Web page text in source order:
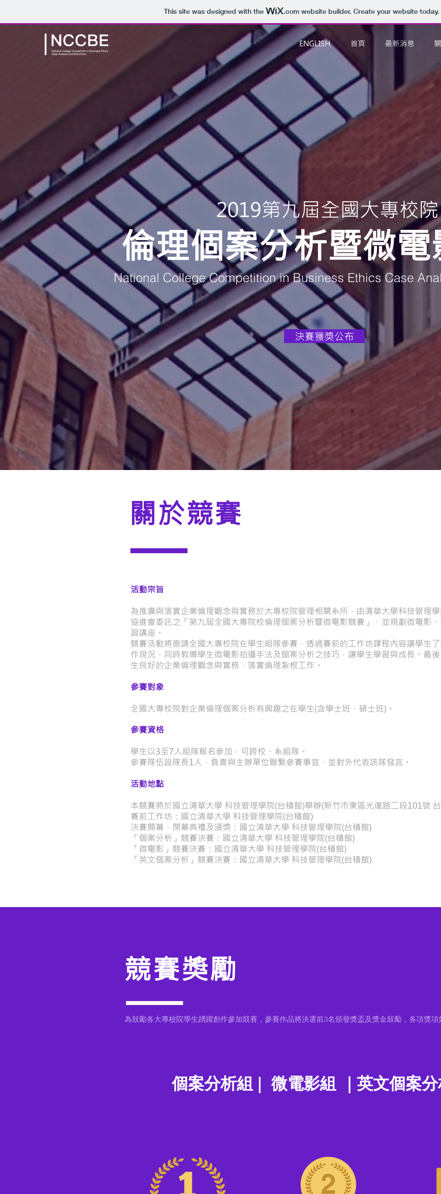
This site was designed with the .comwebsite builder. Create your website today.
ENGLISH 首頁 最新消息
2019第九屆全國大專校院
倫理個案分析暨微
National College Competition in Business Ethics Case
決賽獲獎公布
​關於競賽
活動宗旨
為推廣與落實企業倫理觀念與實務於大專校院管理相關系所，由清華大學科技管理
協進會委託之「第九屆全國大專院校倫理個案分析暨微電影競賽」，並規劃微電影
習講座。
競賽活動將邀請全國大專校院在學生組隊參賽，透過賽前的工作坊課程內容讓學生
作現況，同時教導學生微電影拍攝手法及個案分析之技巧，讓學生學習與成長。最
生良好的企業倫理觀念與實務，落實倫理紮根工作。
參賽對象
全國大專校院對企業倫理個案分析有興趣之在學生(含學士班、碩士班)。
參賽資格
學生以3至7人組隊報名參加，可跨校、系組隊。
參賽隊伍設隊長1人，負責與主辦單位聯繫參賽事宜，並對外代表該隊發言。
活動地點
本競賽將於國立清華大學 科技管理學院(台積館)舉辦(新竹市東區光復路二段101號
賽前工作坊：國立清華大學 科技管理學院(台積館)
決賽開幕、閉幕典禮及頒獎：國立清華大學 科技管理學院(台積館)
「個案分析」競賽決賽：國立清華大學 科技管理學院(台積館)
「微電影」競賽決賽：國立清華大學 科技管理學院(台積館)
「英文個案分析」競賽決賽：國立清華大學 科技管理學院(台積館)
競賽獎勵
為鼓勵各大專校院學生踴躍創作參加競賽，參賽作品將決選前3名頒發獎盃及獎金鼓勵，各項獎項
個案分析組 | 微電影組 ｜英文個案分